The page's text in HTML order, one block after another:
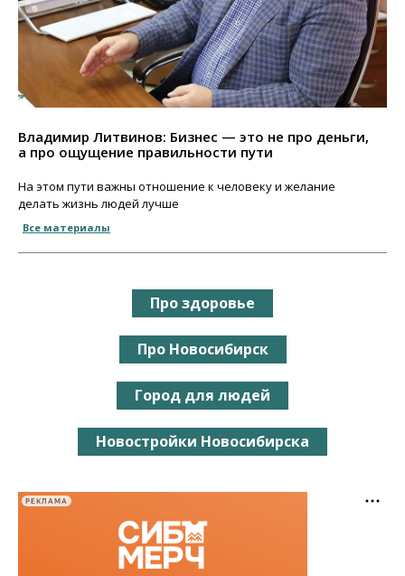
Владимир Литвинов: Бизнес — это не про деньги,
а про ощущение правильности пути
На этом пути важны отношение к человеку и желание
делать жизнь людей лучше
Все материалы
Про здоровье
Про Новосибирск
Город для людей
Новостройки Новосибирска
РЕКЛАМА